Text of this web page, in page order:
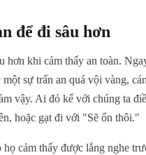
để đi sâu hơn
hơn khi cảm thấy an toàn.
một sự trấn an quá vội vàng,
vậy. Ai đó kể với chúng ta
hoặc gạt đi với "Sẽ ổn thôi."
cảm thấy được lắng nghe